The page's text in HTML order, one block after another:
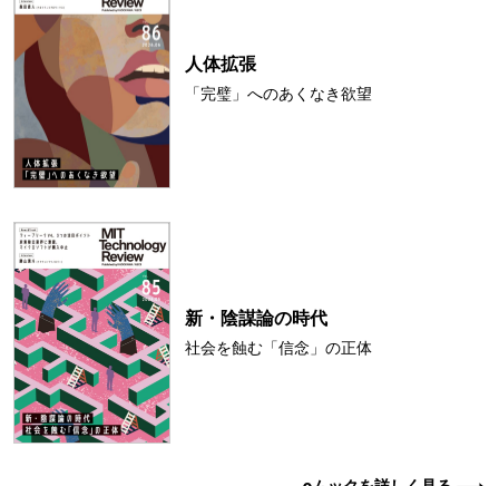
人体拡張
「完璧」へのあくなき欲望
新・陰謀論の時代
社会を蝕む「信念」の正体